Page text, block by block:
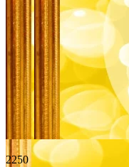
2250